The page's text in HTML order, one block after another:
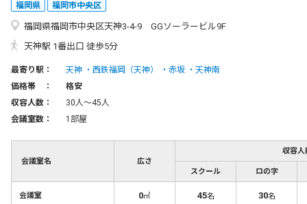
福岡県 福岡市中央区
福岡県福岡市中央区天神3-4-9 GGソーラービル9F
天神駅 1番出口 徒歩5分
最寄り駅： 天神 西鉄福岡（天神） 赤坂
天神南
価格帯 ：
格安
収容人数：
30人〜45人
会議室数：
1部屋
会議室名 広さ
収容人
スクール ロの字
会議室 0㎡ 45名 30名